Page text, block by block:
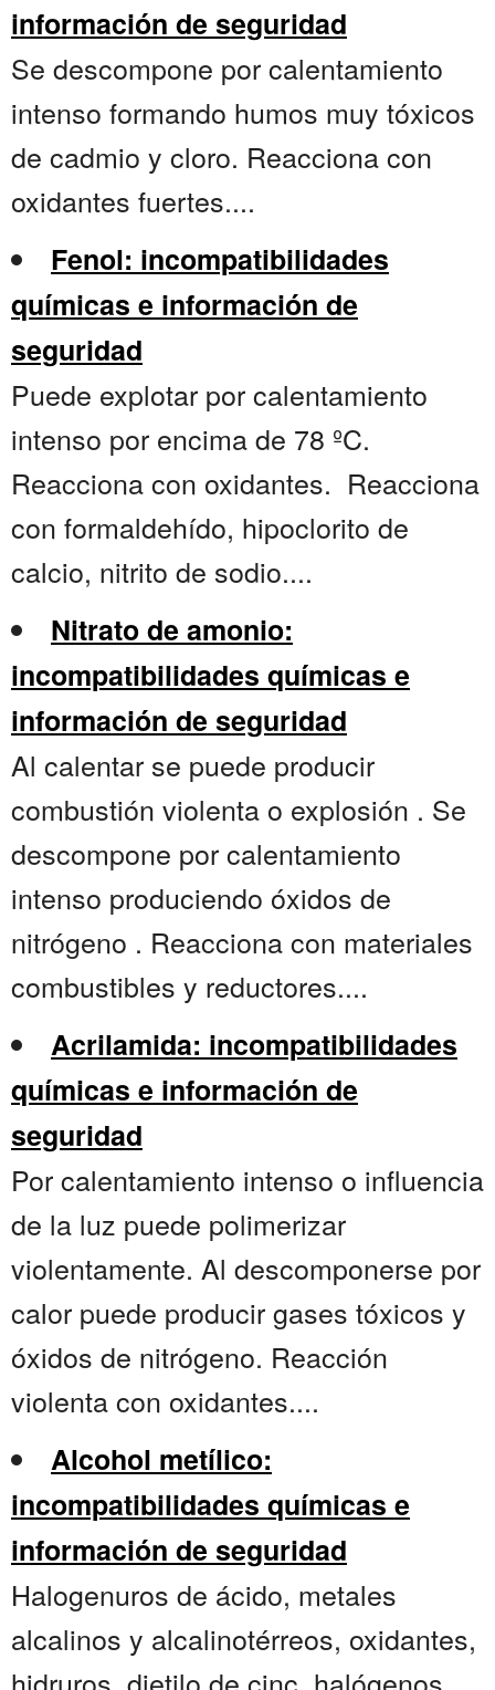
información de seguridad
Se descompone por calentamiento
intenso formando humos muy tóxicos
de cadmio y cloro. Reacciona con
oxidantes fuertes....
Fenol: incompatibilidades
químicas e información de
seguridad
Puede explotar por calentamiento
intenso por encima de 78 ºC.
Reacciona con oxidantes. Reacciona
con formaldehído, hipoclorito de
calcio, nitrito de sodio....
Nitrato de amonio:
incompatibilidades químicas e
información de seguridad
Al calentar se puede producir
combustión violenta o explosión . Se
descompone por calentamiento
intenso produciendo óxidos de
nitrógeno . Reacciona con materiales
combustibles y reductores....
Acrilamida: incompatibilidades
químicas e información de
seguridad
Por calentamiento intenso o influencia
de la luz puede polimerizar
violentamente. Al descomponerse por
calor puede producir gases tóxicos y
óxidos de nitrógeno. Reacción
violenta con oxidantes....
Alcohol metílico:
incompatibilidades químicas e
información de seguridad
Halogenuros de ácido, metales
alcalinos y alcalinotérreos, oxidantes,